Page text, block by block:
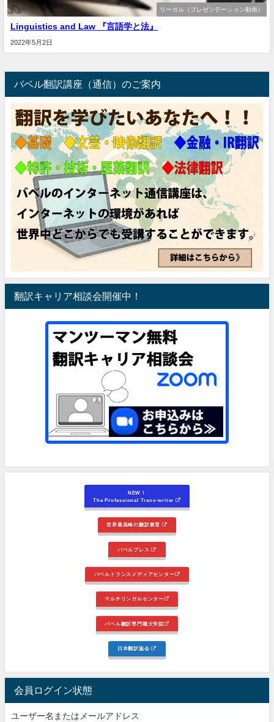
リーガル（プレゼンテーション動画）
Linguistics and Law 『言語学と法』
2022年5月2日
バベル翻訳講座（通信）のご案内
翻訳キャリア相談会開催中！
NEW！
The Professional Trans-writer
世界最高峰の翻訳教育
バベルプレス
バベルトランスメディアセンター
マルチリンガルセンター
バベル翻訳専門職大学院
日本翻訳協会
会員ログイン状態
ユーザー名またはメールアドレス